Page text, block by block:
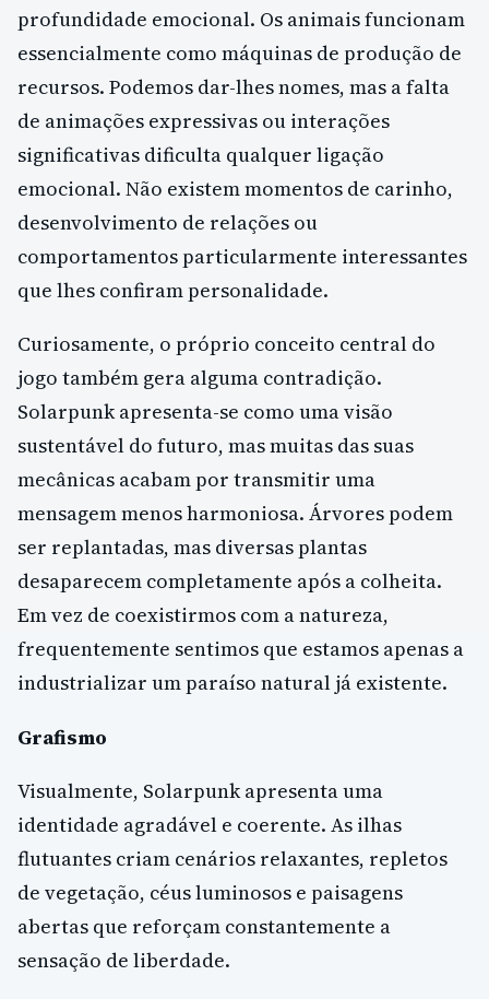
profundidade emocional. Os animais funcionam
essencialmente como máquinas de produção de
recursos. Podemos dar-lhes nomes, mas a falta
de animações expressivas ou interações
significativas dificulta qualquer ligação
emocional. Não existem momentos de carinho,
desenvolvimento de relações ou
comportamentos particularmente interessantes
que lhes confiram personalidade.
Curiosamente, o próprio conceito central do
jogo também gera alguma contradição.
Solarpunk apresenta-se como uma visão
sustentável do futuro, mas muitas das suas
mecânicas acabam por transmitir uma
mensagem menos harmoniosa. Árvores podem
ser replantadas, mas diversas plantas
desaparecem completamente após a colheita.
Em vez de coexistirmos com a natureza,
frequentemente sentimos que estamos apenas a
industrializar um paraíso natural já existente.
Grafismo
Visualmente, Solarpunk apresenta uma
identidade agradável e coerente. As ilhas
flutuantes criam cenários relaxantes, repletos
de vegetação, céus luminosos e paisagens
abertas que reforçam constantemente a
sensação de liberdade.